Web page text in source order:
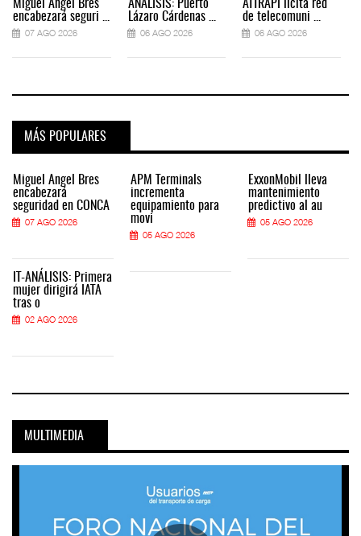
Miguel Ángel Bres
encabezará seguri ...
07 AGO 2026
ANÁLISIS: Puerto
Lázaro Cárdenas ...
06 AGO 2026
ATTRAPI licita red
de telecomuni ...
06 AGO 2026
MÁS POPULARES
Miguel Ángel Bres
encabezará
seguridad en CONCA
07 AGO 2026
IT-ANÁLISIS: Primera
mujer dirigirá IATA
tras o
02 AGO 2026
APM Terminals
incrementa
equipamiento para
movi
05 AGO 2026
ExxonMobil lleva
mantenimiento
predictivo al au
05 AGO 2026
MULTIMEDIA